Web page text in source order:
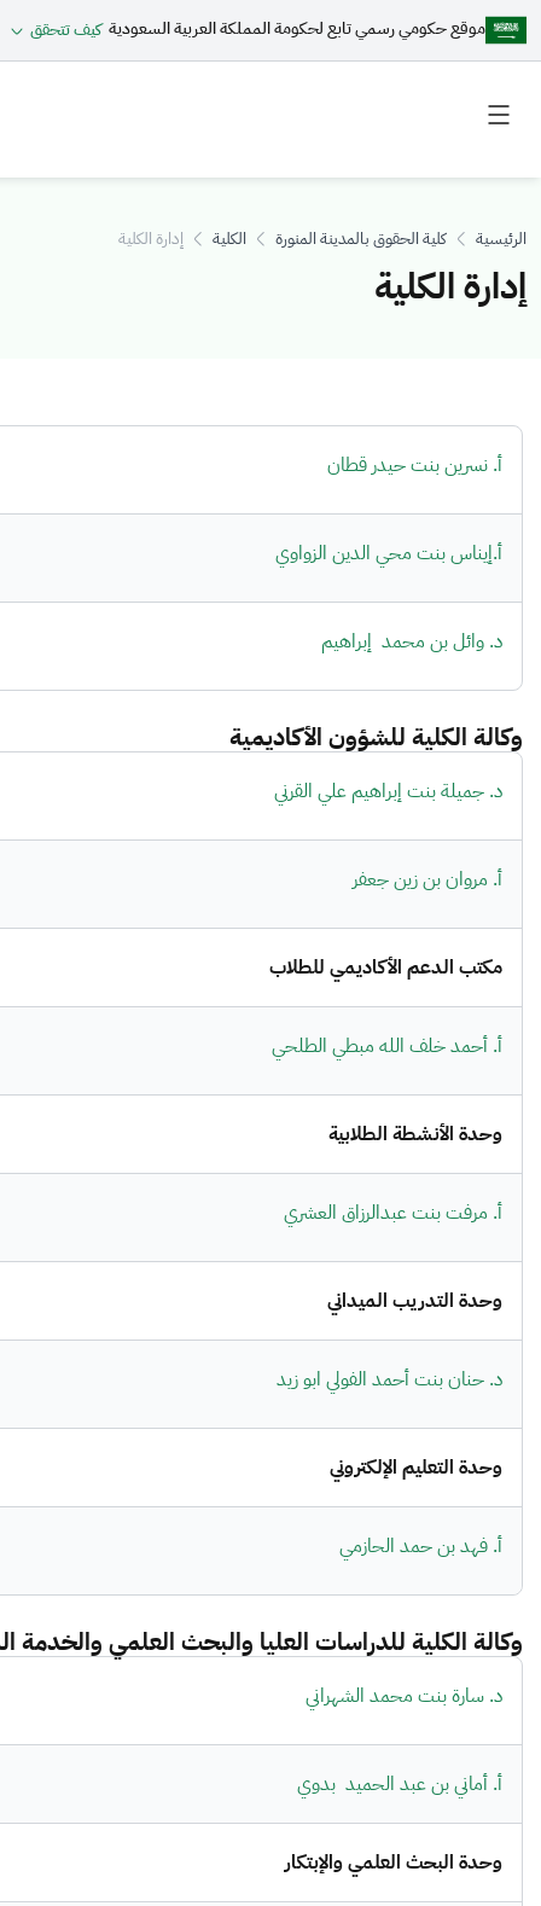
موقع حكومي رسمي تابع لحكومة المملكة العربية السعودية كيف تتحقق
Toggle
menu
Toggle
menu
الرئيسية كلية الحقوق بالمدينة المنورة الكلية إدارة الكلية
إدارة الكلية
أ. نسرين بنت حيدر قطان
أ.إيناس بنت محي الدين الزواوي
د. وائل بن محمد إبراهيم
وكالة الكلية للشؤون الأكاديمية
د. جميلة بنت إبراهيم علي القرني
أ. مروان بن زين جعفر
مكتب الدعم الأكاديمي للطلاب
أ. أحمد خلف الله مبطي الطلحي
وحدة الأنشطة الطلابية
أ. مرفت بنت عبدالرزاق العشري
وحدة التدريب الميداني
د. حنان بنت أحمد الفولي ابو زيد
وحدة التعليم الإلكتروني
أ. فهد بن حمد الحازمي
وكالة الكلية للدراسات العليا والبحث العلمي والخدمة
د. سارة بنت محمد الشهراني
أ. أماني بن عبد الحميد بدوي
وحدة البحث العلمي والإبتكار